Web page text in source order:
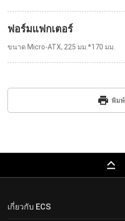
ฟอร์มแฟกเตอร์
ขนาด Micro-ATX, 225 มม.*170 มม.
print พิมพ์
keyboard_capslock
เกี่ยวกับ ECS